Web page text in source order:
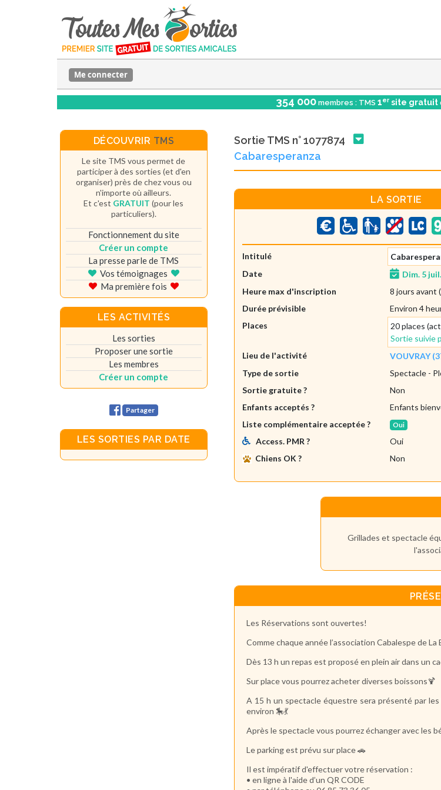
Me connecter
354 000 membres : TMS 1er site gratuit
Sortie TMS n° 1077874
Cabaresperanza
LA SORTIE
Intitulé
Date
Dim. 5
Heure max d'inscription
8 jours avant (
Durée prévisible
Environ 4
Places
20 places
Sortie suivie
Lieu de l'activité
VOUVRAY
Type de sortie
Spectacle -
Sortie gratuite ?
Non
Enfants acceptés ?
Enfants
Liste complémentaire acceptée ?
Oui
Access. PMR ?
Oui
Chiens OK ?
Non
Grillades et spectacle
Les Réservations sont ouvertes!
Comme chaque année l’association Cabalespe de
Dès 13 h un repas est proposé en plein air dans un
Sur place vous pourrez acheter diverses boissons🍹
A 15 h un spectacle équestre sera présenté par
environ 🎠💃
Après le spectacle vous pourrez échanger avec les
Le parking est prévu sur place 🚗
Il est impératif d'effectuer votre réservation :
• en ligne à l'aide d’un QR CODE
DÉCOUVRIR TMS
Le site TMS vous permet de
participer à des sorties (et d'en
organiser) près de chez vous ou
n'importe où ailleurs.
Et c'est GRATUIT (pour les
particuliers).
Fonctionnement du site
Créer un compte
La presse parle de TMS
Vos témoignages
Ma première fois
LES ACTIVITÉS
Les sorties
Proposer une sortie
Les membres
Créer un compte
Partager
LES SORTIES PAR DATE